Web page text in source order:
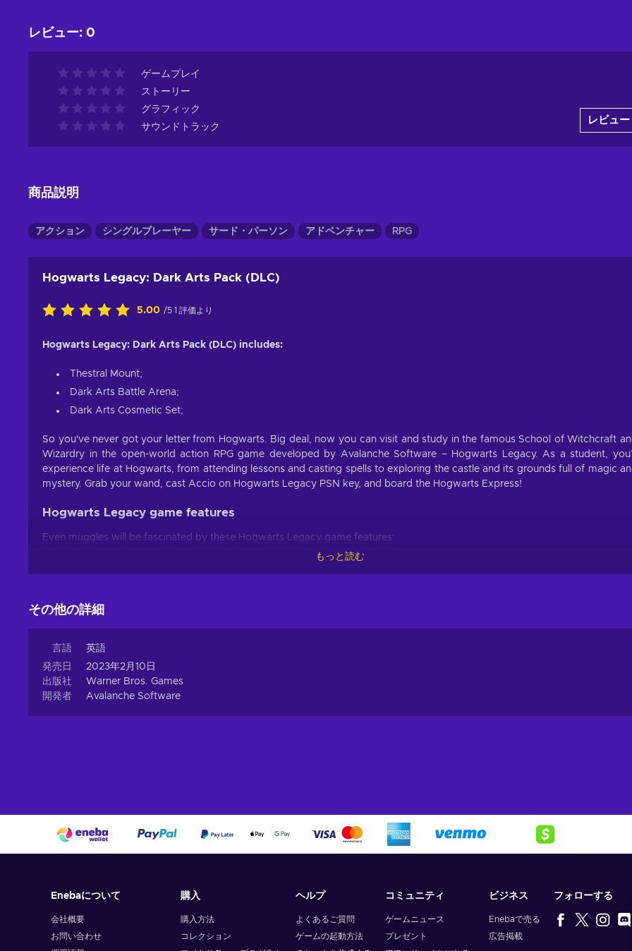
レビュー: 0
ゲームプレイ
ストーリー
グラフィック
サウンドトラック
レビュー
商品説明
アクション シングルプレーヤー サード・パーソン アドベンチャー RPG
Hogwarts Legacy: Dark Arts Pack (DLC)
5.00 /5 1 評価より
Hogwarts Legacy: Dark Arts Pack (DLC) includes:
Thestral Mount;
Dark Arts Battle Arena;
Dark Arts Cosmetic Set;
So you've never got your letter from Hogwarts. Big deal, now you can visit and study in the famous School of Witchcraft
Wizardry in the open-world action RPG game developed by Avalanche Software – Hogwarts Legacy. As a student,
experience life at Hogwarts, from attending lessons and casting spells to exploring the castle and its grounds full of magic
mystery. Grab your wand, cast Accio on Hogwarts Legacy PSN key, and board the Hogwarts Express!
Hogwarts Legacy game features
Even muggles will be fascinated by these Hogwarts Legacy game features:
Hogsmeade and Forbidden Forest;
Troll, Troll in the dungeon! Probably.
Be the wizard you want to be.
combat style, and become the wizard you’ve always wanted to be!
Wizarding World itself. Every action you make will alter how your story ends. Buy Hogwarts Legacy PSN key and shape
もっと読む
その他の詳細
言語
英語
発売日
2023年2月10日
出版社
Warner Bros. Games
開発者
Avalanche Software
Enebaについて
会社概要
お問い合わせ
購入
購入方法
コレクション
ヘルプ
よくあるご質問
ゲームの起動方法
コミュニティ
ゲームニュース
プレゼント
ビジネス
Enebaで売る
広告掲載
フォローする